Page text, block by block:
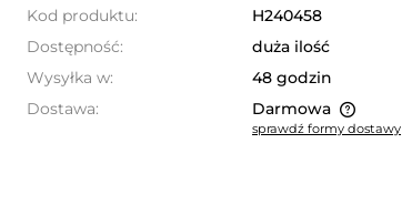
Kod produktu:
H240458
Dostępność:
duża ilość
Wysyłka w:
48 godzin
Dostawa:
Darmowa
sprawdź formy dostawy